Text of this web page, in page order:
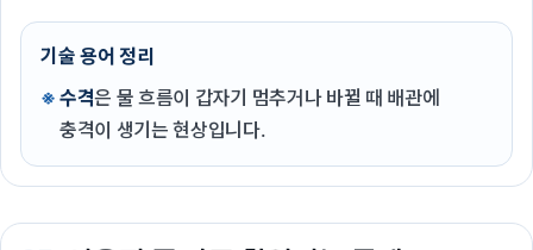
기술 용어 정리
수격은 물 흐름이 갑자기 멈추거나 바뀔 때 배관에
충격이 생기는 현상입니다.